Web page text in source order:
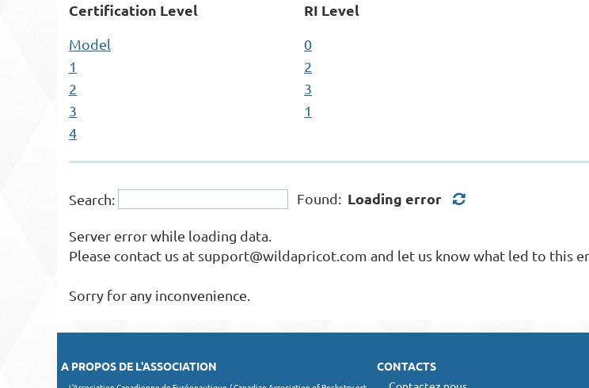
Certification Level RI Level
Model
1
2
3
4
0
2
3
1
Search: Found: Loading error
Server error while loading data.
Please contact us at support@wildapricot.com and let us know what led to this
Sorry for any inconvenience.
A PROPOS DE L'ASSOCIATION
CONTACTS